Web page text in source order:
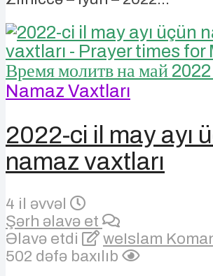
Namaz Vaxtları
2022-ci il may ayı
namaz vaxtları
4 il əvvəl
Şərh əlavə et
Əlavə etdi
weIslam
502 dəfə baxılıb